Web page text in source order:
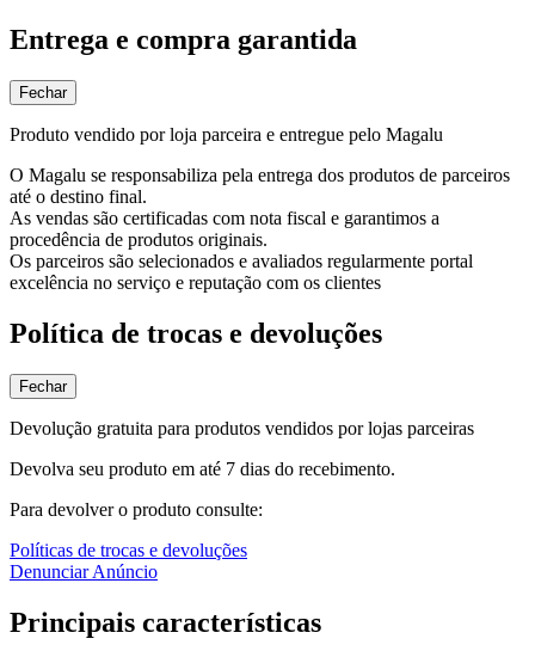
Entrega e compra garantida
Fechar
Produto vendido por loja parceira e entregue pelo Magalu
O Magalu se responsabiliza pela entrega dos produtos de parceiros
até o destino final.
As vendas são certificadas com nota fiscal e garantimos a
procedência de produtos originais.
Os parceiros são selecionados e avaliados regularmente portal
excelência no serviço e reputação com os clientes
Política de trocas e devoluções
Fechar
Devolução gratuita para produtos vendidos por lojas parceiras
Devolva seu produto em até 7 dias do recebimento.
Para devolver o produto consulte:
Políticas de trocas e devoluções
Denunciar Anúncio
Principais características